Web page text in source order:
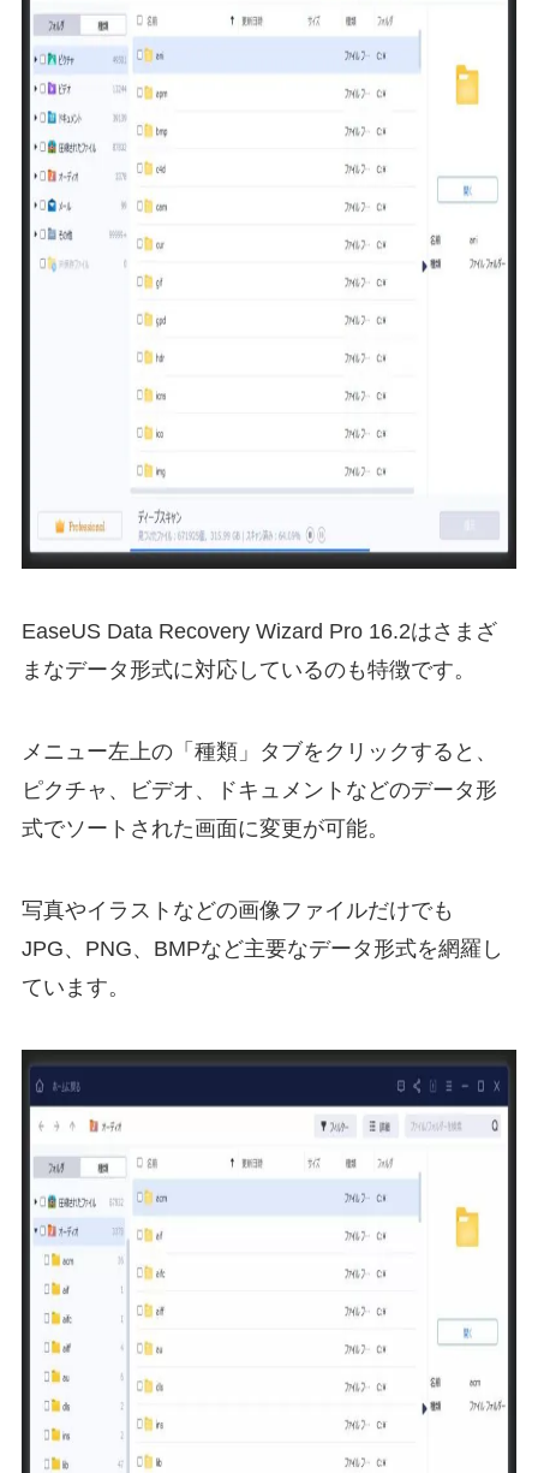
EaseUS Data Recovery Wizard Pro 16.2はさまざ
まなデータ形式に対応しているのも特徴です。
メニュー左上の「種類」タブをクリックすると、
ピクチャ、ビデオ、ドキュメントなどのデータ形
式でソートされた画面に変更が可能。
写真やイラストなどの画像ファイルだけでも
JPG、PNG、BMPなど主要なデータ形式を網羅し
ています。